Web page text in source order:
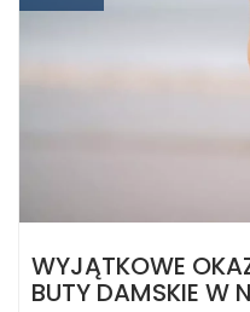
WYJĄTKOWE
BUTY DAMSKIE W